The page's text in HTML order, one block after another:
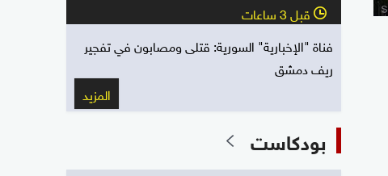
l قبل 3 ساعات
فناة "الإخبارية" السورية: قتلى ومصابون في تفجير
ريف دمشق
المزيد
بودكاست